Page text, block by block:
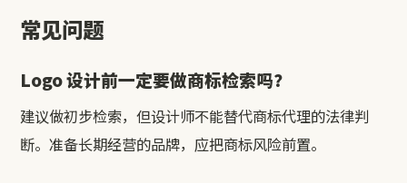
常见问题
Logo 设计前一定要做商标检索吗？
建议做初步检索，但设计师不能替代商标代理的法律判
断。准备长期经营的品牌，应把商标风险前置。